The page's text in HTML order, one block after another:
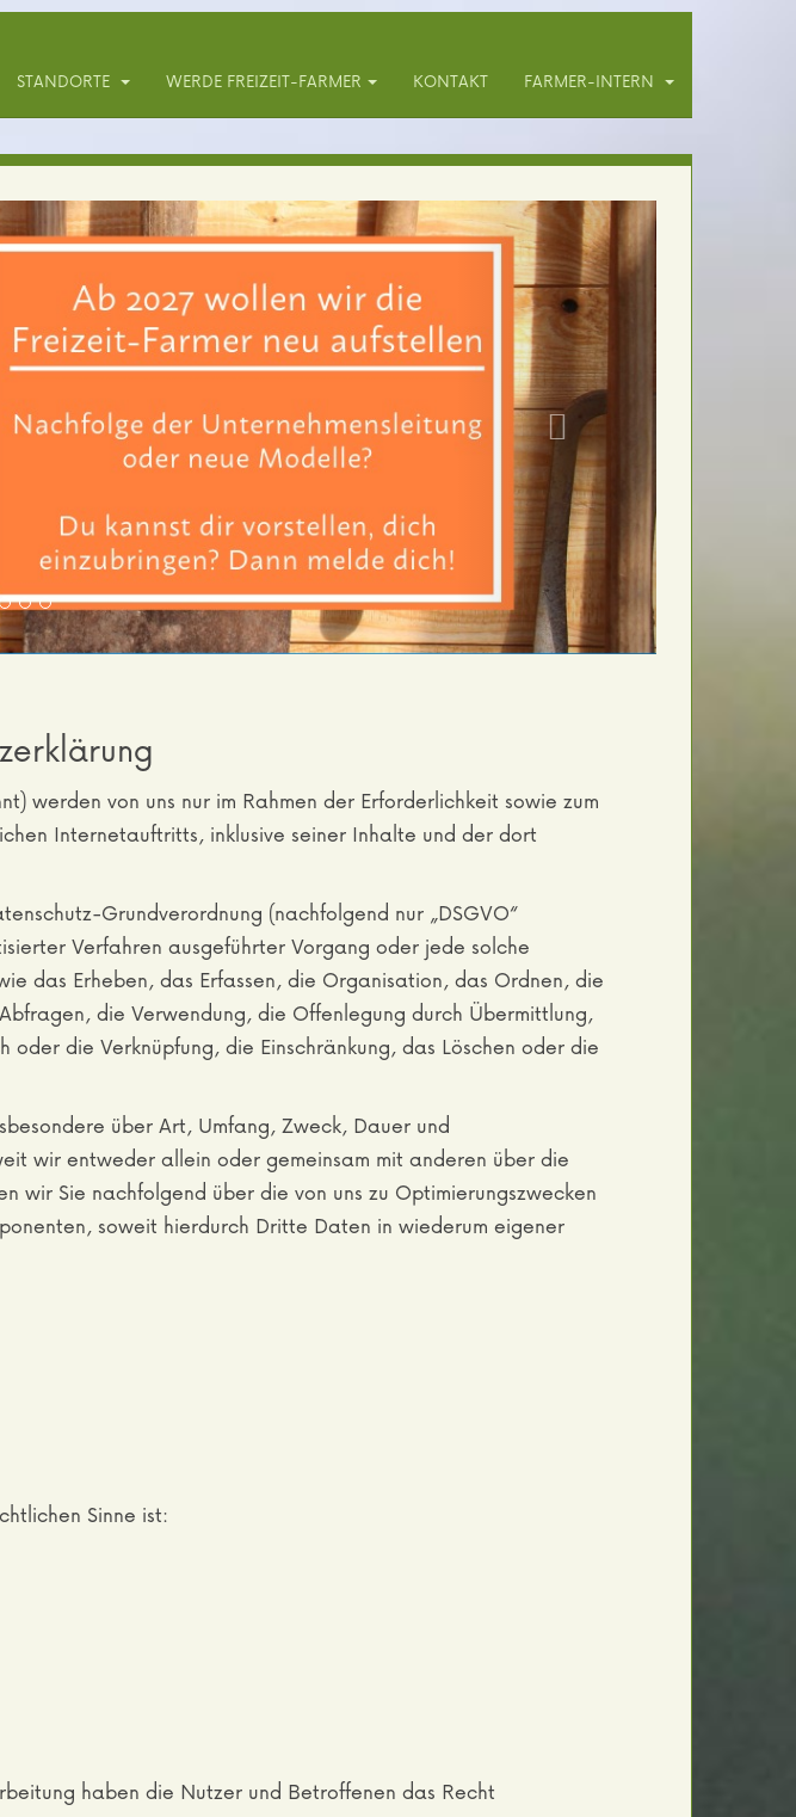
STANDORTE WERDE FREIZEIT-FARMER KONTAKT FARMER-INTERN
Garten
30 verschiedene Gemüsesorten,
und Beratung sind
Garten auch selbst Bepflanzen.
werden von uns nur im Rahmen der Erforderlichkeit sowie zum
Internetauftritts, inklusive seiner Inhalte und der dort
Grundverordnung (nachfolgend nur „DSGVO“
Verfahren ausgeführter Vorgang oder jede solche
das Erheben, das Erfassen, die Organisation, das Ordnen, die
die Verwendung, die Offenlegung durch Übermittlung,
die Verknüpfung, die Einschränkung, das Löschen oder die
über Art, Umfang, Zweck, Dauer und
wir entweder allein oder gemeinsam mit anderen über die
Sie nachfolgend über die von uns zu Optimierungszwecken
soweit hierdurch Dritte Daten in wiederum eigener
Sinne ist:
haben die Nutzer und Betroffenen das Recht